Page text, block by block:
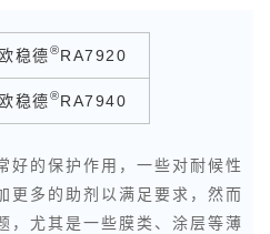
欧稳德®RA7920
欧稳德®RA7940
好的保护作用，一些对耐候性
更多的助剂以满足要求，然而
，尤其是一些膜类、涂层等薄